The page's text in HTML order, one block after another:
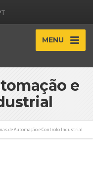
MENU
e
de Automação e Controlo Industrial